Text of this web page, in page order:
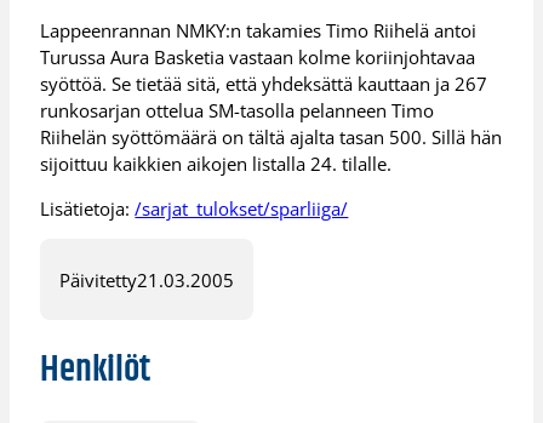
Lappeenrannan NMKY:n takamies Timo Riihelä antoi
Turussa Aura Basketia vastaan kolme koriinjohtavaa
syöttöä. Se tietää sitä, että yhdeksättä kauttaan ja 267
runkosarjan ottelua SM-tasolla pelanneen Timo
Riihelän syöttömäärä on tältä ajalta tasan 500. Sillä hän
sijoittuu kaikkien aikojen listalla 24. tilalle.
Lisätietoja:/sarjat_tulokset/sparliiga/
Päivitetty21.03.2005
Henkilöt